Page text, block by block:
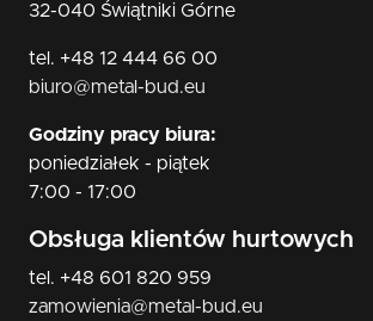
32-040 Świątniki Górne
tel. +48 12 444 66 00
biuro@metal-bud.eu
Godziny pracy biura:
poniedziałek - piątek
7:00 - 17:00
Obsługa klientów hurtowych
tel. +48 601 820 959
zamowienia@metal-bud.eu